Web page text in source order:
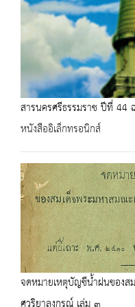
สารนครศรีธรรมราช ปีที่
หนังสืออิเล็กทรอนิกส์
จดหมายเหตุบัญชีน้ำฝนของส